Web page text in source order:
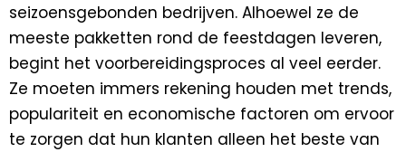
seizoensgebonden bedrijven. Alhoewel ze de
meeste pakketten rond de feestdagen leveren,
begint het voorbereidingsproces al veel eerder.
Ze moeten immers rekening houden met trends,
populariteit en economische factoren om ervoor
te zorgen dat hun klanten alleen het beste van